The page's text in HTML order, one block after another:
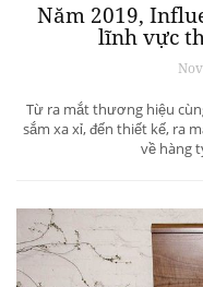
Năm 2019,
lĩnh vực
Từ ra mắt thương hiệu
sắm xa xỉ, đến thiết kế, ra
về hàng